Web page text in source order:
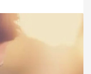
– этот
ли не каждая
спорят –